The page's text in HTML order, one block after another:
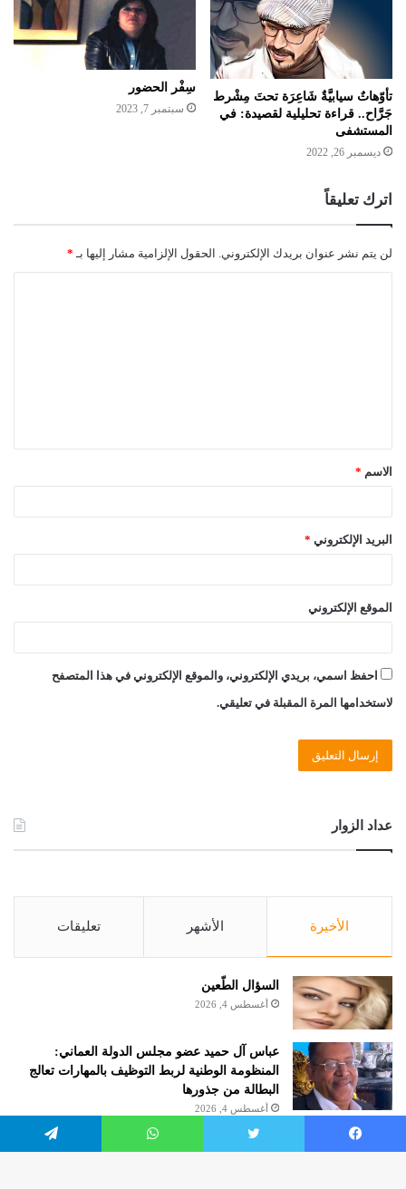
تأوّهاتٌ سيابيَّةٌ شَاعِرَة تحتَ مِشْرط
جَرَّاح.. قراءة تحليلية لقصيدة: في
المستشفى
ديسمبر 26, 2022
سِفْر الحضور
سبتمبر 7, 2023
اترك تعليقاً
لن يتم نشر عنوان بريدك الإلكتروني. الحقول الإلزامية مشار إليها بـ *
ق
*الاسم *
البريد الإلكتروني *
الموقع الإلكتروني
احفظ اسمي، بريدي الإلكتروني، والموقع الإلكتروني في هذا المتصفح
لاستخدامها المرة المقبلة في تعليقي.
عداد الزوار
الأخيرة الأشهر تعليقات
السؤال الطّعين
أغسطس 4, 2026
عباس آل حميد عضو مجلس الدولة العماني:
المنظومة الوطنية لربط التوظيف بالمهارات تعالج
البطالة من جذورها
أغسطس 4, 2026
الروائية مريم هرموش.. كاتبة شهر أغسطس 2026
فيسبوك تويتر واتساب تيلقرام